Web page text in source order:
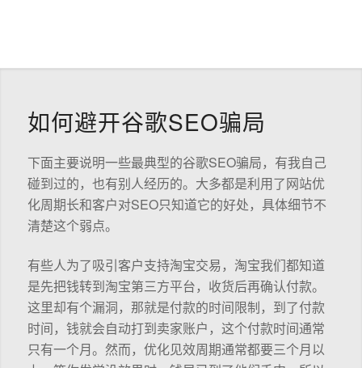
如何避开谷歌SEO骗局
下面主要说明一些最典型的谷歌SEO骗局，有我自己
碰到过的，也有别人经历的。大多都是利用了网站优
化周期长和客户对SEO只知道它的好处，具体细节不
清楚这个弱点。
有些人为了吸引客户支持淘宝交易，淘宝我们都知道
是先把钱转到淘宝第三方平台，收货后再确认付款。
这里却有个漏洞，那就是付款的时间限制，到了付款
时间，钱就会自动打到卖家账户，这个付款时间通常
只有一个月。然而，优化见效周期通常都要三个月以